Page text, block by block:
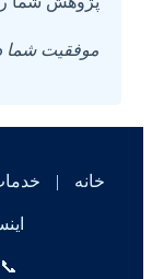
موفقیت شما
خانه |